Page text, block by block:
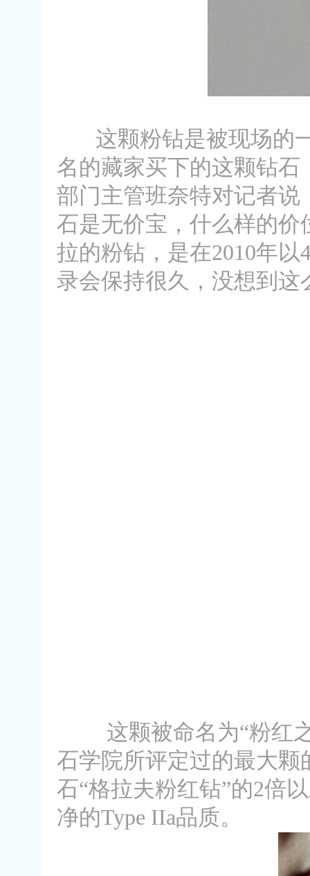
这颗粉钻是被现场的一
名的藏家买下的这颗钻
部门主管班奈特对记者
石是无价宝，什么样的价
拉的粉钻，是在2010年
录会保持很久，没想到这
这颗被命名为“粉红
石学院所评定过的最大
石“格拉夫粉红钻”的2倍
净的Type IIa品质。